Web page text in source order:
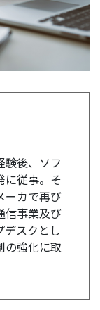
験後、ソフ
に従事。そ
ーカで再び
信事業及び
スクとし
の強化に取